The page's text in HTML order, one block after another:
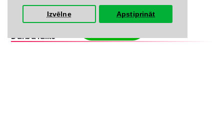
Izvēlne Apstiprināt
LV-A58C07DF
Darba laiks